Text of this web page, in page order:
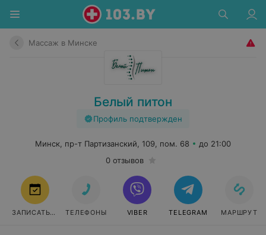
Массаж в Минске
Белый питон
Профиль подтвержден
Минск, пр-т Партизанский, 109, пом. 68
до 21:00
0 отзывов
ЗАПИСАТЬСЯ ТЕЛЕФОНЫ VIBER TELEGRAM МАРШРУТ